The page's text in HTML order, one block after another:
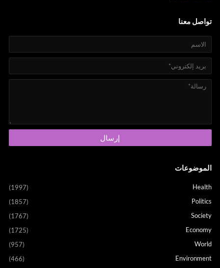
تواصل معنا
الموضوعات
Health
(1997)
Politics
(1857)
Society
(1767)
Economy
(1725)
World
(957)
Environment
(466)